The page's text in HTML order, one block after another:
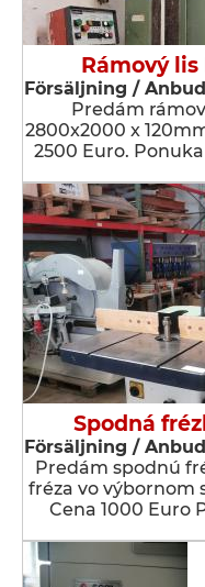
Rámový
Försäljning /
Predám
2800x2000 x
2500 Euro.
Spodná
Försäljning /
Predám spodnú
fréza vo výbornom
Cena 1000 Euro